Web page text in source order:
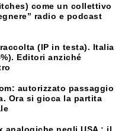
come un collettivo
radio e podcast
(IP in testa). Italia
Editori anziché
autorizzato passaggio
Ora si gioca la partita
analogiche negli USA : il